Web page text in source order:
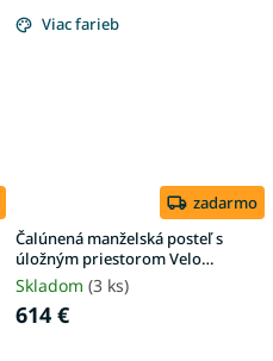
Viac farieb
zadarmo
Čalúnená manželská posteľ s
úložným priestorom Velo
160x200 - béžová Anthology
Skladom (3 ks)
614 €